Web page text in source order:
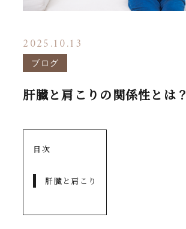
2025.10.13
ブログ
肝臓と肩こりの関係性とは？
目次
肝臓と肩こり